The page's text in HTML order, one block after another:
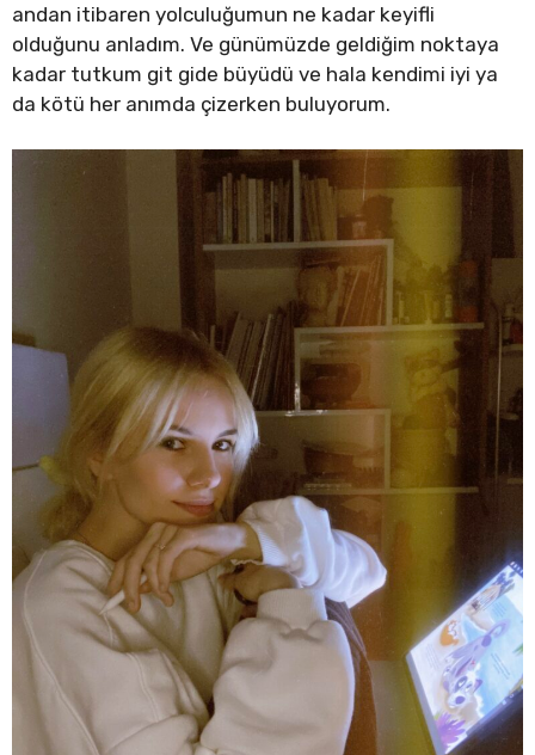
andan itibaren yolculuğumun ne kadar keyifli
olduğunu anladım. Ve günümüzde geldiğim noktaya
kadar tutkum git gide büyüdü ve hala kendimi iyi ya
da kötü her anımda çizerken buluyorum.